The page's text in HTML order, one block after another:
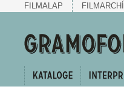
FILMALAP